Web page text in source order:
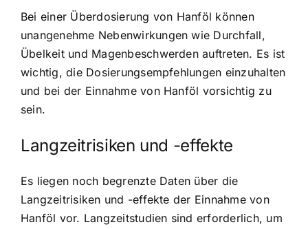
Bei einer Überdosierung von Hanföl können
unangenehme Nebenwirkungen wie Durchfall,
Übelkeit und Magenbeschwerden auftreten. Es ist
wichtig, die Dosierungsempfehlungen einzuhalten
und bei der Einnahme von Hanföl vorsichtig zu
sein.
Langzeitrisiken und -effekte
Es liegen noch begrenzte Daten über die
Langzeitrisiken und -effekte der Einnahme von
Hanföl vor. Langzeitstudien sind erforderlich, um